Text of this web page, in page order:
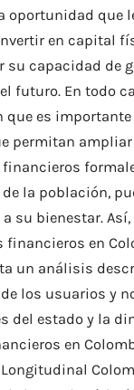
oportunidad que
en capital
su capacidad de
futuro. En todo
que es
permitan
la población,
su bienestar.
financieros en
un análisis
los usuarios y
del estado y la
en